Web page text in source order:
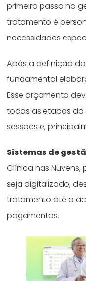
primeiro passo no
tratamento é
necessidades
Após a definição
fundamental
Esse orçamento
todas as etapas do
sessões e,
Sistemas de
Clínica nas
seja digitalizado,
tratamento até o
pagamentos.